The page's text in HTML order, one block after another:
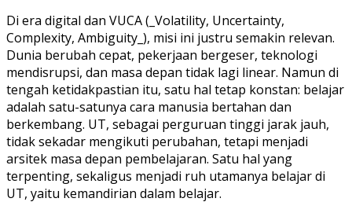
Di era digital dan VUCA (_Volatility, Uncertainty,
Complexity, Ambiguity_), misi ini justru semakin relevan.
Dunia berubah cepat, pekerjaan bergeser, teknologi
mendisrupsi, dan masa depan tidak lagi linear. Namun di
tengah ketidakpastian itu, satu hal tetap konstan: belajar
adalah satu-satunya cara manusia bertahan dan
berkembang. UT, sebagai perguruan tinggi jarak jauh,
tidak sekadar mengikuti perubahan, tetapi menjadi
arsitek masa depan pembelajaran. Satu hal yang
terpenting, sekaligus menjadi ruh utamanya belajar di
UT, yaitu kemandirian dalam belajar.